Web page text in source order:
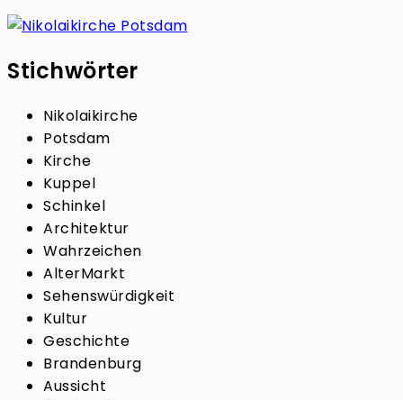
Stichwörter
Nikolaikirche
Potsdam
Kirche
Kuppel
Schinkel
Architektur
Wahrzeichen
AlterMarkt
Sehenswürdigkeit
Kultur
Geschichte
Brandenburg
Aussicht